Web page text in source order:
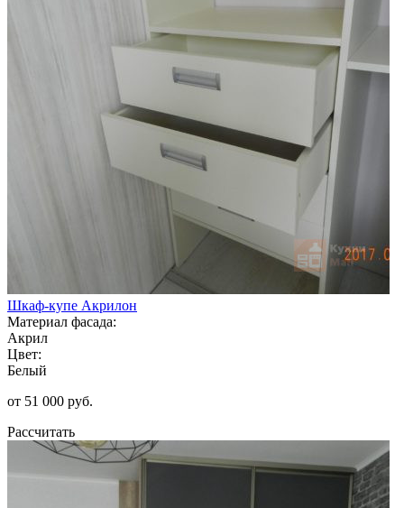
Шкаф-купе Акрилон
Материал фасада:
Акрил
Цвет:
Белый
от 51 000 руб.
Рассчитать